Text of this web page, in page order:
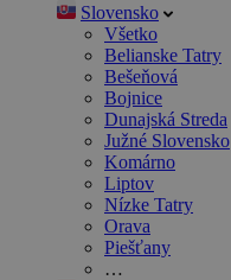
Slovensko
Všetko
Belianske Tatry
Bešeňová
Bojnice
Dunajská Streda
Južné Slovensko
Komárno
Liptov
Nízke Tatry
Orava
Piešťany
…